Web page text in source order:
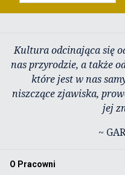
Kultura odcinająca się
nas przyrodzie, a także
które jest w nas
niszczące zjawiska,
jej
~
O Pracowni